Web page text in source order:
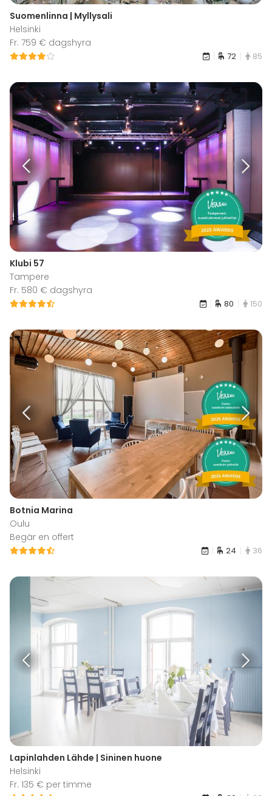
Suomenlinna | Myllysali
Helsinki
Fr. 759 € dagshyra
72 85
Klubi 57
Tampere
Fr. 580 € dagshyra
80 150
Botnia Marina
Oulu
Begär en offert
24 36
Lapinlahden Lähde | Sininen huone
Helsinki
Fr. 135 € per timme